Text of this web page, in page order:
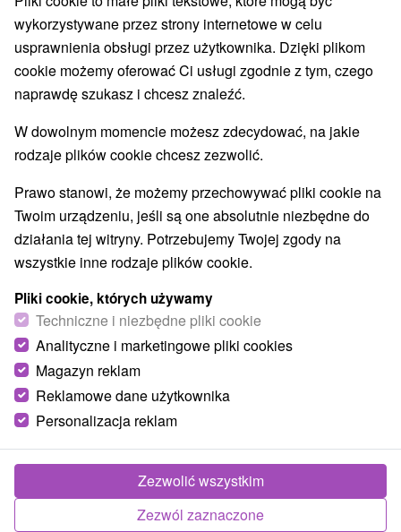
Wybierz lokalizację lub datę
Najlepiej sprzedające
Wsie i miasta
dla dwojga Tále(1) Nižná Boca(1)
WSZYSTKO TOP - BESTSELLERY NAJTAŃSZE
TIP
wykorzystywane przez strony internetowe w celu
usprawnienia obsługi przez użytkownika. Dzięki plikom
cookie możemy oferować Ci usługi zgodnie z tym, czego
naprawdę szukasz i chcesz znaleźć.
W dowolnym momencie możesz zdecydować, na jakie
rodzaje plików cookie chcesz zezwolić.
Prawo stanowi, że możemy przechowywać pliki cookie na
Twoim urządzeniu, jeśli są one absolutnie niezbędne do
działania tej witryny. Potrzebujemy Twojej zgody na
wszystkie inne rodzaje plików cookie.
Pliki cookie, których używamy
Techniczne i niezbędne pliki cookie
Analityczne i marketingowe pliki cookies
Magazyn reklam
Reklamowe dane użytkownika
Personalizacja reklam
Zezwól zaznaczone
Zezwolić wszystkim